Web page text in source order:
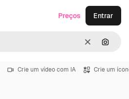
Limpar
Preços Entrar
Crie um vídeo com IA Crie um